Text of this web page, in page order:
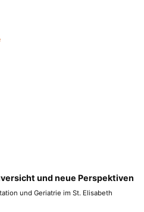
und neue Perspektiven
und Geriatrie im St. Elisabeth